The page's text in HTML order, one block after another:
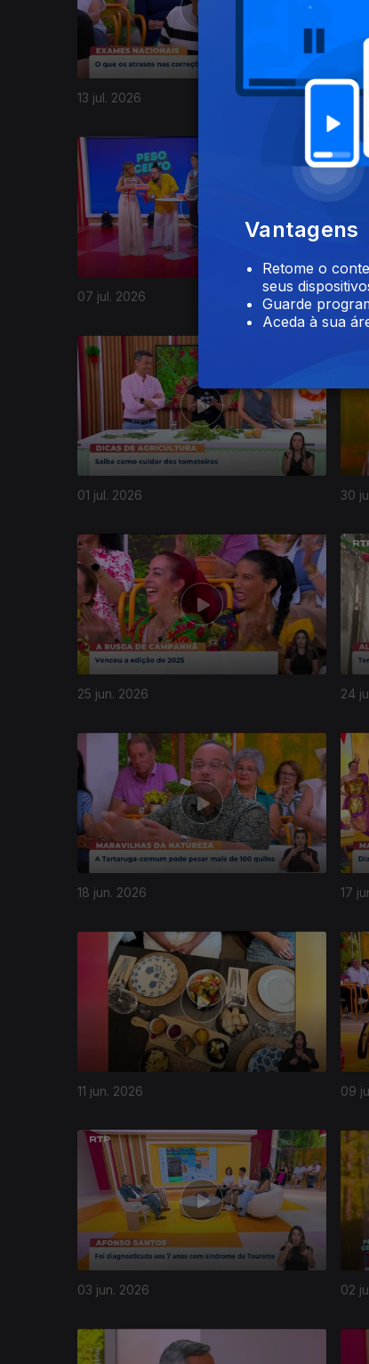
13 jul. 2026 10
07 jul. 2026 06
940133
01 jul. 2026 30
25 jun. 2026 24
18 jun. 2026 17
11 jun. 2026 09
03 jun. 2026 02
931545
Vantagens
Retome o
seus
Guarde
Aceda à sua